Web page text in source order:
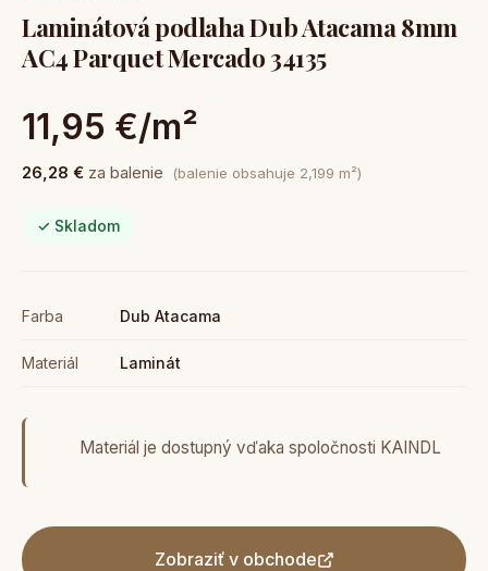
Laminátová podlaha Dub Atacama 8mm
AC4 Parquet Mercado 34135
11,95 €/m²
26,28 € za balenie (balenie obsahuje 2,199 m²)
✓ Skladom
Farba Dub Atacama
Materiál Laminát
Materiál je dostupný vďaka spoločnosti KAINDL
Zobraziť v obchode